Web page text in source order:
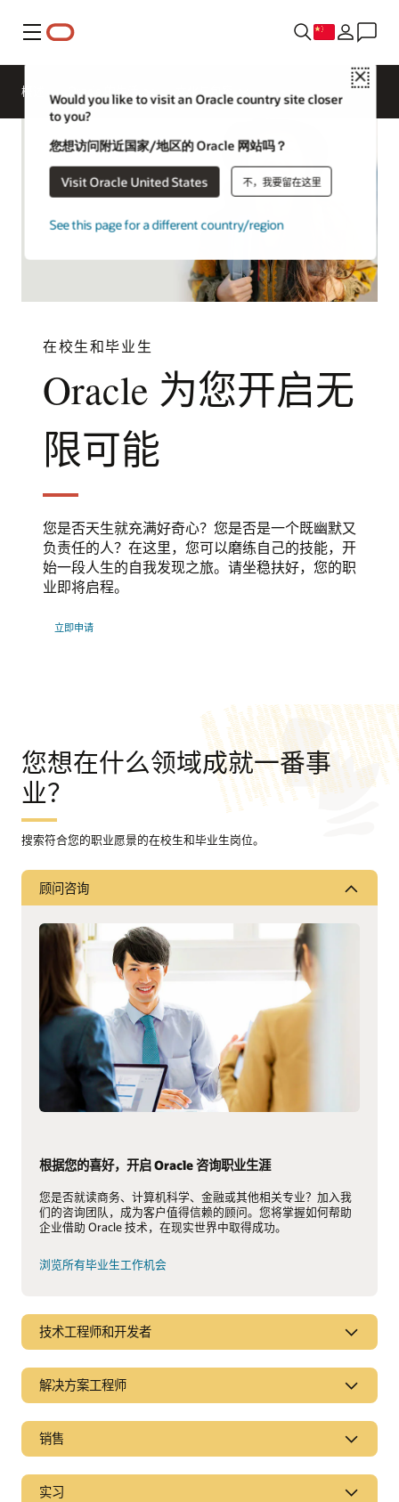
菜单
Close
Would you like to visit an Oracle country site closer
to you?
您想访问附近国家/地区的 Oracle 网站吗？
Visit Oracle United States 不，我要留在这里
See this page for a different country/region
概述 Oracle 的生活 文化与包容
在校生和毕业生
Oracle 为您开启无
限可能
您是否天生就充满好奇心？您是否是一个既幽默又
负责任的人？在这里，您可以磨练自己的技能，开
始一段人生的自我发现之旅。请坐稳扶好，您的职
业即将启程。
立即申请
您想在什么领域成就一番事
业？
搜索符合您的职业愿景的在校生和毕业生岗位。
顾问咨询
根据您的喜好，开启 Oracle 咨询职业生涯
您是否就读商务、计算机科学、金融或其他相关专业？加入我
们的咨询团队，成为客户值得信赖的顾问。您将掌握如何帮助
企业借助 Oracle 技术，在现实世界中取得成功。
浏览所有毕业生工作机会
技术工程师和开发者
解决方案工程师
销售
实习